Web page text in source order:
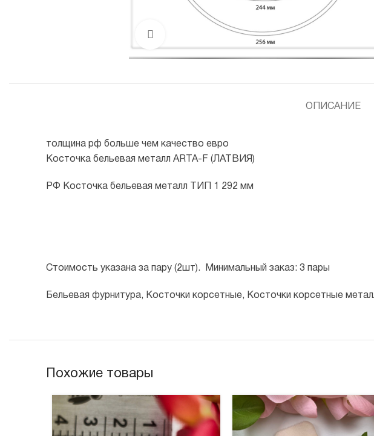
Нажмите, чтобы увеличить
ОПИСАНИЕ
толщина рф больше чем качество евро
Косточка бельевая металл ARTA-F (ЛАТВИЯ)
РФ Косточка бельевая металл ТИП 1 292 мм
Стоимость указана за пару (2шт). Минимальный заказ: 3 пары
Бельевая фурнитура, Косточки корсетные, Косточки корсетные
Похожие товары